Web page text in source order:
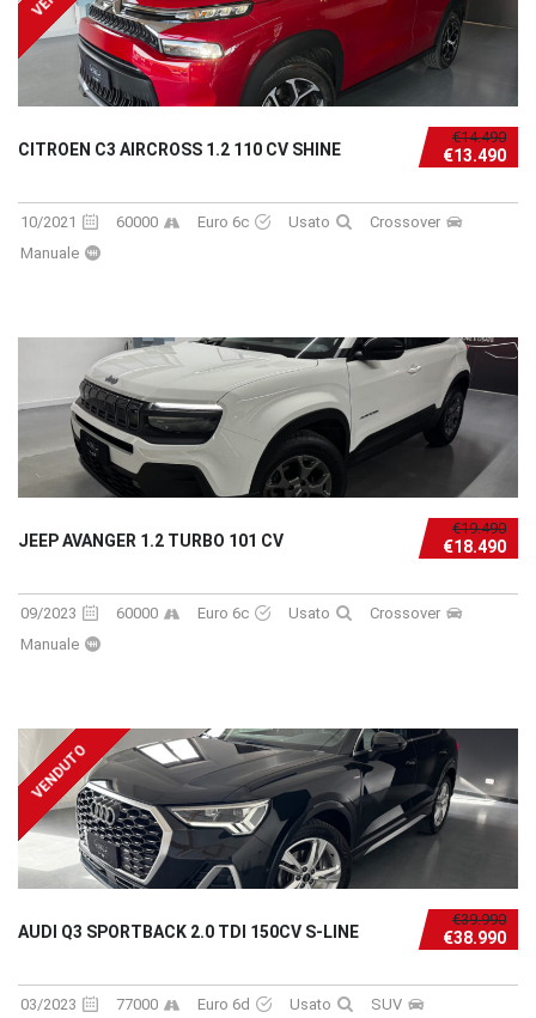
€14.490
€13.490
CITROEN C3 AIRCROSS 1.2 110 CV SHINE
10/2021 60000 Euro 6c Usato
Crossover
Manuale
€19.490
€18.490
JEEP AVANGER 1.2 TURBO 101 CV
09/2023 60000 Euro 6c Usato
Crossover
Manuale
VENDUTO
€39.990
€38.990
AUDI Q3 SPORTBACK 2.0 TDI 150CV S-LINE
03/2023 77000 Euro 6d Usato
SUV